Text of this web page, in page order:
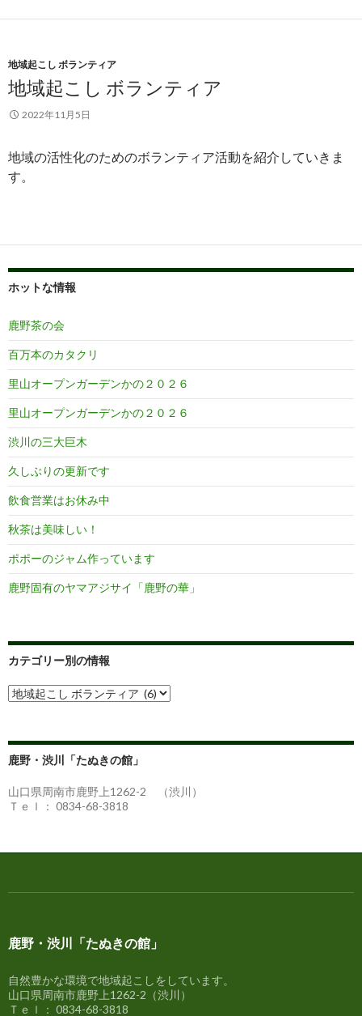
地域起こし ボランティア
地域起こし ボランティア
2022年11月5日
地域の活性化のためのボランティア活動を紹介していきま
す。
ホットな情報
鹿野茶の会
百万本のカタクリ
里山オープンガーデンかの２０２６
里山オープンガーデンかの２０２６
渋川の三大巨木
久しぶりの更新です
飲食営業はお休み中
秋茶は美味しい！
ポポーのジャム作っています
鹿野固有のヤマアジサイ「鹿野の華」
カテゴリー別の情報
カ
テ
ー
別
情
報
鹿野・渋川「たぬきの館」
山口県周南市鹿野上1262-2 （渋川）
Ｔｅｌ： 0834-68-3818
鹿野・渋川「たぬきの館」
自然豊かな環境で地域起こしをしています。
山口県周南市鹿野上1262-2（渋川）
Ｔｅｌ： 0834-68-3818